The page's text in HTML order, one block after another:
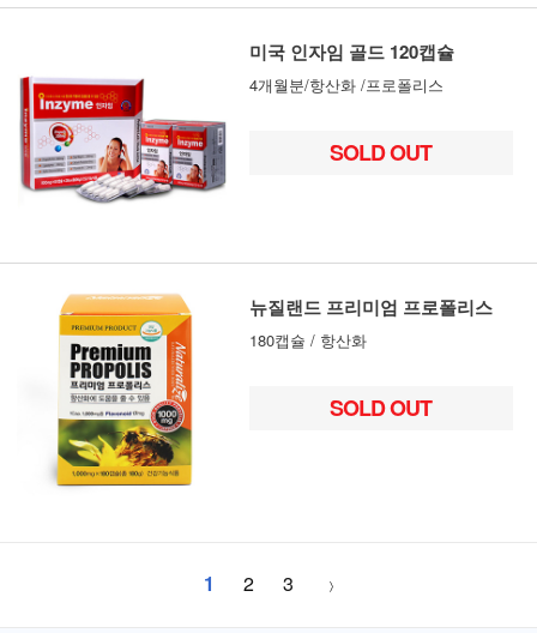
미국 인자임 골드 120캡슐
4개월분/항산화 /프로폴리스
SOLD OUT
뉴질랜드 프리미엄 프로폴리스
180캡슐 / 항산화
SOLD OUT
1 2 3